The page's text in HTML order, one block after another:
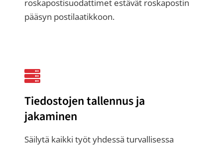
roskapostisuodattimet estävät roskapostin
pääsyn postilaatikkoon.
Tiedostojen tallennus ja
jakaminen
Säilytä kaikki työt yhdessä turvallisessa